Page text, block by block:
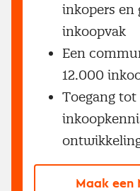
inkopers en
inkoopvak
Een
12.000
Toegang tot
Maak een